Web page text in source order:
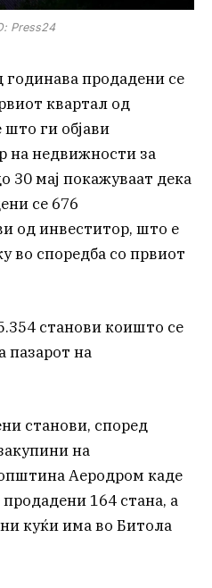
Press24
годинава продадени се
квартал од
ги објави
на недвижности за
30 мај покажуваат дека
се 676
од инвеститор, што е
во споредба со првиот
станови коишто се
пазарот на
станови, според
на
Аеродром каде
164 стана, а
куќи има во Битола